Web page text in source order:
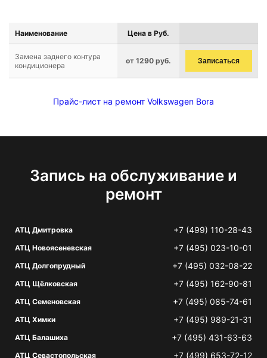
Наименование Цена в Руб.
Замена заднего контура
кондиционера
от 1290 руб. Записаться
Прайс-лист на ремонт Volkswagen Bora
Запись на обслуживание и
ремонт
АТЦ Дмитровка +7 (499) 110-28-43
АТЦ Новоясеневская +7 (495) 023-10-01
АТЦ Долгопрудный +7 (495) 032-08-22
АТЦ Щёлковская +7 (495) 162-90-81
АТЦ Семеновская +7 (495) 085-74-61
АТЦ Химки +7 (495) 989-21-31
АТЦ Балашиха +7 (495) 431-63-63
АТЦ Севастопольская +7 (499) 653-72-12